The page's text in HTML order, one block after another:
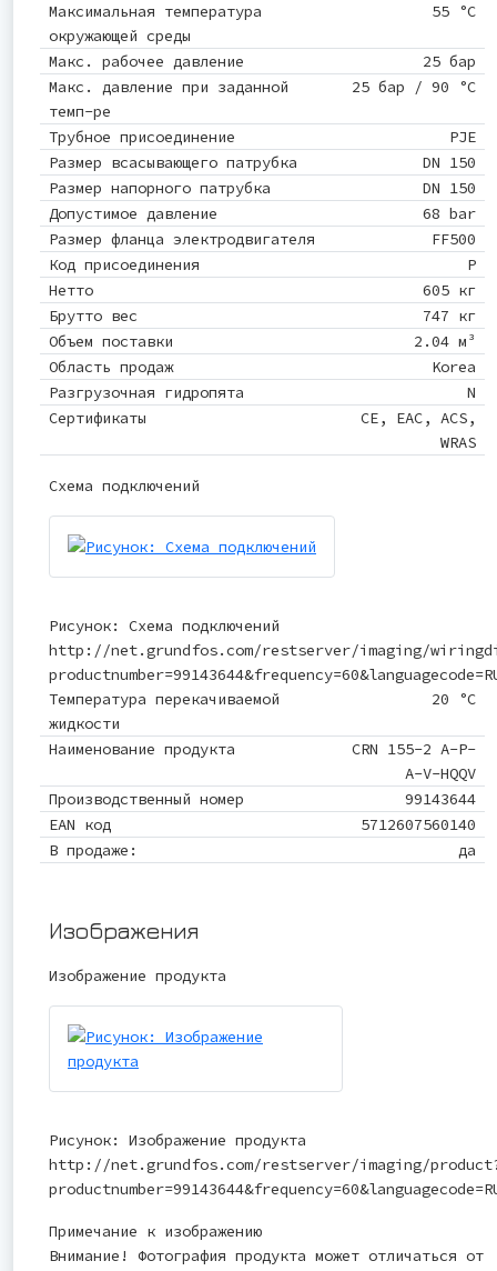
Максимальная температура
окружающей среды
55 °C
Макс. рабочее давление
25 бар
Макс. давление при заданной
темп-ре
25 бар / 90 °C
Трубное присоединение
PJE
Размер всасывающего патрубка
DN 150
Размер напорного патрубка
DN 150
Допустимое давление
68 bar
Размер фланца электродвигателя
FF500
Код присоединения
P
Нетто
605 кг
Брутто вес
747 кг
Объем поставки
2.04 м³
Область продаж
Korea
Разгрузочная гидропята
N
Сертификаты
CE, EAC, ACS,
WRAS
Схема подключений
Рисунок: Схема подключений
http://net.grundfos.com/restserver/imaging/
Температура перекачиваемой
жидкости
20 °C
Наименование продукта
CRN 155-2 A-P-
A-V-HQQV
Производственный номер
99143644
EAN код
5712607560140
В продаже:
да
Изображения
Изображение продукта
Рисунок: Изображение продукта
http://net.grundfos.com/restserver/imaging/
Примечание к изображению
Внимание! Фотография продукта может отличаться от